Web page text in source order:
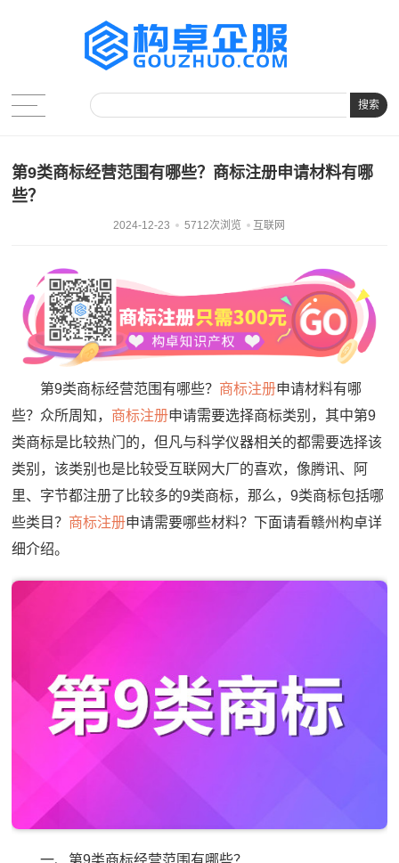
搜索
第9类商标经营范围有哪些？商标注册申请材料有哪
些？
2024-12-23 5712次浏览 互联网
第9类商标经营范围有哪些？ 商标注册申请材料有哪
些？众所周知， 商标注册申请需要选择商标类别，其中第9
类商标是比较热门的，但凡与科学仪器相关的都需要选择该
类别，该类别也是比较受互联网大厂的喜欢，像腾讯、阿
里、字节都注册了比较多的9类商标，那么，9类商标包括哪
些类目？ 商标注册申请需要哪些材料？下面请看赣州构卓详
细介绍。
一、第9类商标经营范围有哪些？